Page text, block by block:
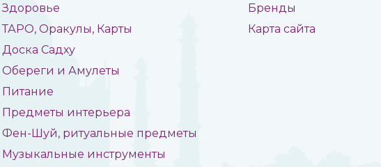
Здоровье
ТАРО, Оракулы, Карты
Доска Садху
Обереги и Амулеты
Питание
Предметы интерьера
Фен-Шуй, ритуальные предметы
Музыкальные инструменты
Бренды
Карта сайта